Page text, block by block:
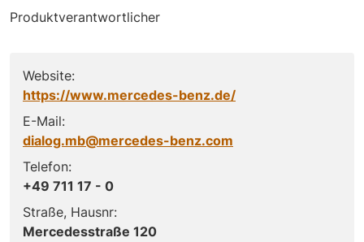
Produktverantwortlicher
Website:
https://www.mercedes-benz.de/
E-Mail:
dialog.mb@mercedes-benz.com
Telefon:
+49 711 17 - 0
Straße, Hausnr:
Mercedesstraße 120